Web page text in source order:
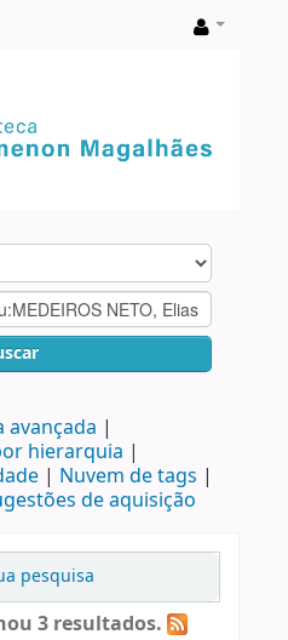
avançada
hierarquia
Nuvem de tags
de aquisição
pesquisa
3 resultados.